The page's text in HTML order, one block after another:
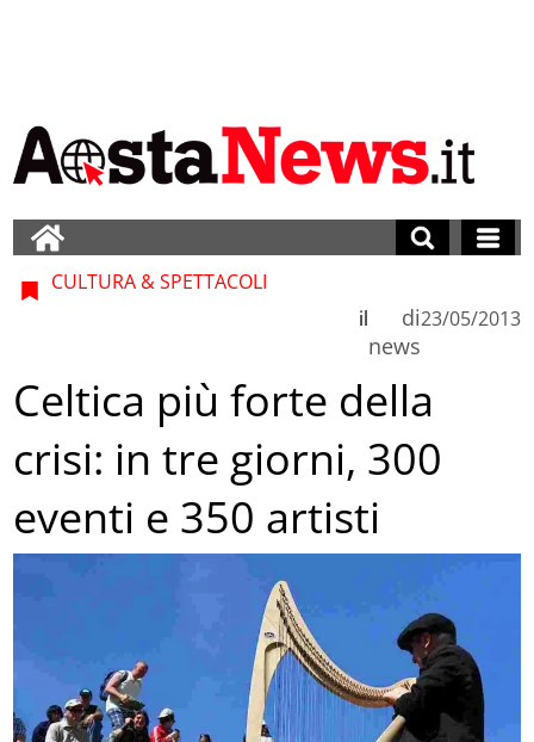
CULTURA & SPETTACOLI
di
news
il 23/05/2013
Celtica più forte della
crisi: in tre giorni, 300
eventi e 350 artisti